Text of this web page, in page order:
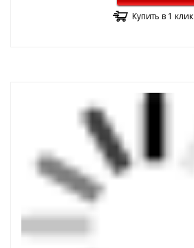
Купить в 1 клик